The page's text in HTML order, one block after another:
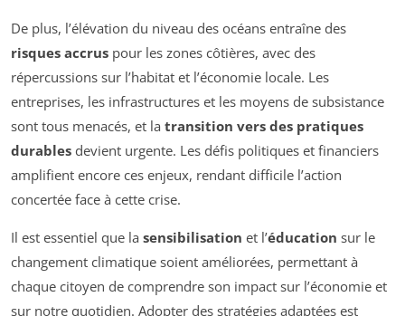
De plus, l’élévation du niveau des océans entraîne des
risques accrus pour les zones côtières, avec des
répercussions sur l’habitat et l’économie locale. Les
entreprises, les infrastructures et les moyens de subsistance
sont tous menacés, et la transition vers des pratiques
durables devient urgente. Les défis politiques et financiers
amplifient encore ces enjeux, rendant difficile l’action
concertée face à cette crise.
Il est essentiel que la sensibilisation et l’éducation sur le
changement climatique soient améliorées, permettant à
chaque citoyen de comprendre son impact sur l’économie et
sur notre quotidien. Adopter des stratégies adaptées est